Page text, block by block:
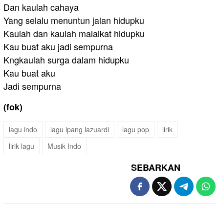
Dan kaulah cahaya
Yang selalu menuntun jalan hidupku
Kaulah dan kaulah malaikat hidupku
Kau buat aku jadi sempurna
Kngkaulah surga dalam hidupku
Kau buat aku
Jadi sempurna
(fok)
lagu indo lagu ipang lazuardi lagu pop
lirik
lirik lagu
Musik Indo
SEBARKAN